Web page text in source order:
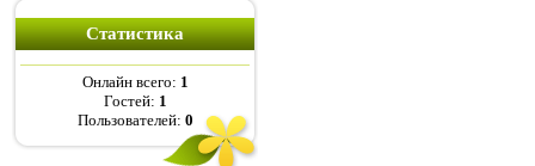
Статистика
Онлайн всего: 1
Гостей: 1
Пользователей: 0